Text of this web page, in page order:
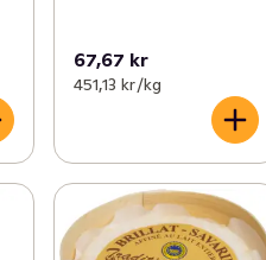
67,67 kr
451,13 kr /kg